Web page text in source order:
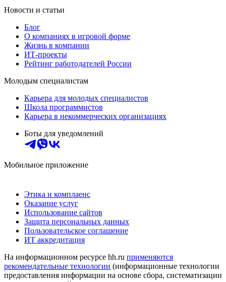
Новости и статьи
Блог
О компаниях в игровой форме
Жизнь в компании
ИТ-проекты
Рейтинг работодателей России
Молодым специалистам
Карьера для молодых специалистов
Школа программистов
Карьера в некоммерческих организациях
Боты для уведомлений
Мобильное приложение
Этика и комплаенс
Оказание услуг
Использование сайтов
Защита персональных данных
Пользовательское соглашение
ИТ аккредитация
На информационном ресурсе hh.ru применяются
рекомендательные технологии (информационные технологии
предоставления информации на основе сбора, систематизации